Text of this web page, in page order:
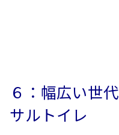
６：幅広い世
サルトイレ